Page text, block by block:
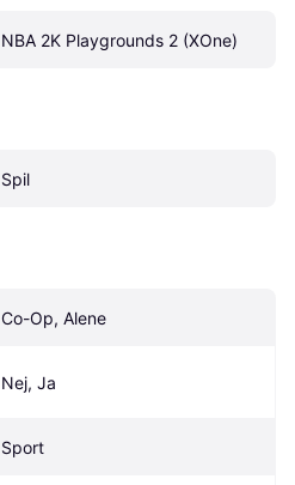
NBA 2K Playgrounds 2 (XOne)
Spil
Co-Op, Alene
Nej, Ja
Sport